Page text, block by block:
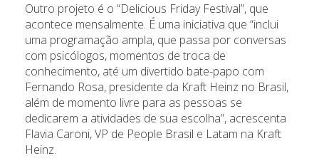
Outro projeto é o “Delicious Friday Festival”, que
acontece mensalmente. É uma iniciativa que “inclui
uma programação ampla, que passa por conversas
com psicólogos, momentos de troca de
conhecimento, até um divertido bate-papo com
Fernando Rosa, presidente da Kraft Heinz no Brasil,
além de momento livre para as pessoas se
dedicarem a atividades de sua escolha”, acrescenta
Flavia Caroni, VP de People Brasil e Latam na Kraft
Heinz.